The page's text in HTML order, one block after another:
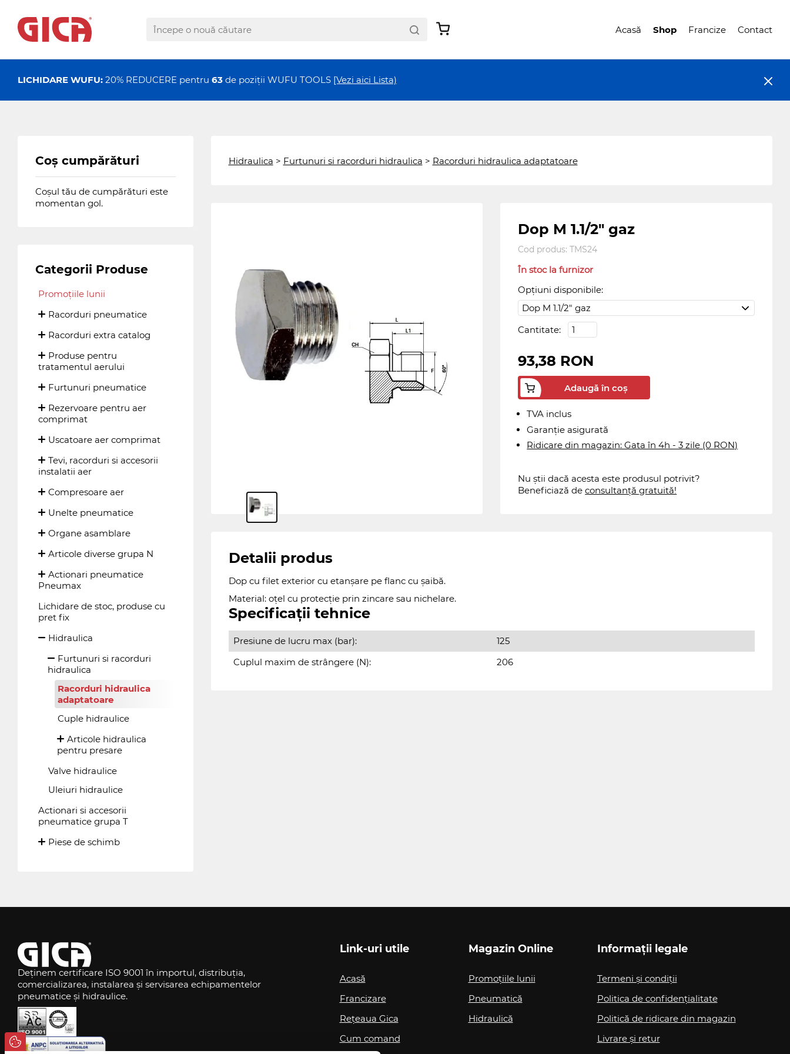
Acasă Shop Francize Contact
LICHIDARE WUFU: 20% REDUCERE pentru 63 de poziții WUFU TOOLS [Vezi aici Lista)
Coș cumpărături
Coșul tău de cumpărături este
momentan gol.
Categorii Produse
Promoțiile lunii
Racorduri pneumatice
Racorduri extra catalog
Produse pentru
tratamentul aerului
Furtunuri pneumatice
Rezervoare pentru aer
comprimat
Uscatoare aer comprimat
Tevi, racorduri si accesorii
instalatii aer
Compresoare aer
Unelte pneumatice
Organe asamblare
Articole diverse grupa N
Actionari pneumatice
Pneumax
Lichidare de stoc, produse cu
pret fix
Hidraulica
Furtunuri si racorduri
hidraulica
Racorduri hidraulica
adaptatoare
Cuple hidraulice
Articole hidraulica
pentru presare
Valve hidraulice
Uleiuri hidraulice
Actionari si accesorii
pneumatice grupa T
Piese de schimb
Hidraulica > Furtunuri si racorduri hidraulica > Racorduri hidraulica adaptatoare
Dop M 1.1/2" gaz
Cod produs:TMS24
În stoc la furnizor
Opțiuni disponibile:
Cantitate:
93,38 RON
Adaugă în coș
TVA inclus
Garanție asigurată
Ridicare din magazin: Gata în 4h - 3 zile (0 RON)
Nu știi dacă acesta este produsul potrivit?
Beneficiază de consultanță gratuită!
Detalii produs
Dop cu filet exterior cu etanșare pe flanc cu șaibă.
Material: oțel cu protecție prin zincare sau nichelare.
Specificații tehnice
Presiune de lucru max (bar):
125
Cuplul maxim de strângere (N):
206
Deținem certificare ISO 9001 în importul, distribuția,
comercializarea, instalarea și servisarea echipamentelor
pneumatice și hidraulice.
Link-uri utile
Acasă
Francizare
Rețeaua Gica
Cum comand
Magazin Online
Promoțiile lunii
Pneumatică
Hidraulică
Informații legale
Termeni și condiții
Politica de confidențialitate
Politică de ridicare din magazin
Livrare și retur